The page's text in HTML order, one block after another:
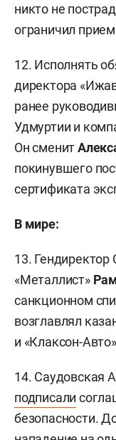
никто не
ограничил
12. Исполнять
директора
ранее
Удмуртии и
Он сменит
покинувшего
сертификата
В мире:
13. Гендиректор
«Металлист»
санкционном
возглавлял
и «Клаксон-
14. Саудовская
подписали
безопасности.